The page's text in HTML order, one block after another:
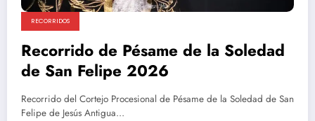
RECORRIDOS
Recorrido de Pésame de la Soledad
de San Felipe 2026
Recorrido del Cortejo Procesional de Pésame de la Soledad de San
Felipe de Jesús Antigua…